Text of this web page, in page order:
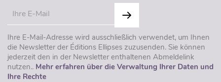
Ihre E-Mail-Adresse wird ausschließlich verwendet, um Ihnen
die Newsletter der Éditions Ellipses zuzusenden. Sie können
jederzeit den in der Newsletter enthaltenen Abmeldelink
nutzen.. Mehr erfahren über die Verwaltung Ihrer Daten und
Ihre Rechte